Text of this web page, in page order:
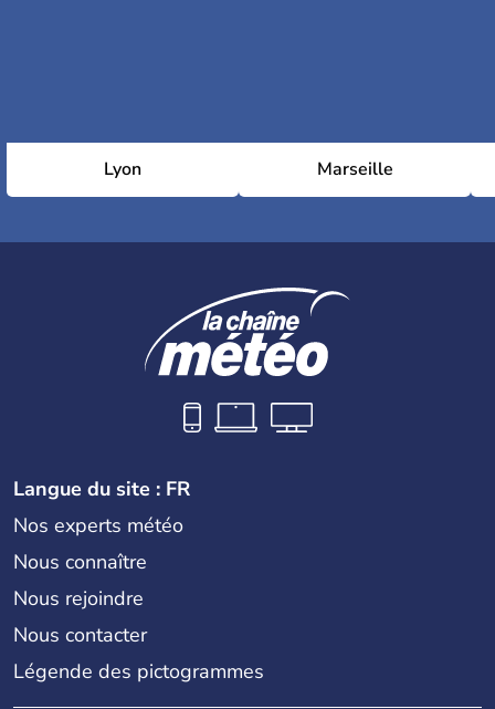
Lyon Marseille
Langue du site : FR
Nos experts météo
Nous connaître
Nous rejoindre
Nous contacter
Légende des pictogrammes